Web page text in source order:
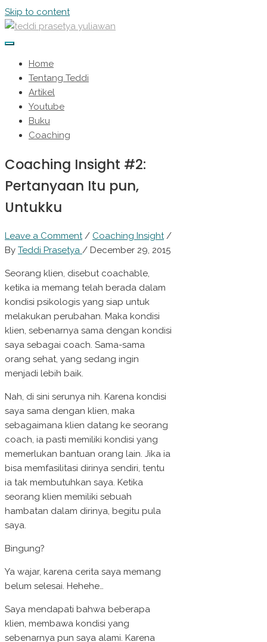
Skip to content
Home
Tentang Teddi
Artikel
Youtube
Buku
Coaching
Coaching Insight #2:
Pertanyaan Itu pun,
Untukku
Leave a Comment / Coaching Insight/
By Teddi Prasetya / December 29, 2015
Seorang klien, disebut coachable,
ketika ia memang telah berada dalam
kondisi psikologis yang siap untuk
melakukan perubahan. Maka kondisi
klien, sebenarnya sama dengan kondisi
saya sebagai coach. Sama-sama
orang sehat, yang sedang ingin
menjadi lebih baik.
Nah, di sini serunya nih. Karena kondisi
saya sama dengan klien, maka
sebagaimana klien datang ke seorang
coach, ia pasti memiliki kondisi yang
memerlukan bantuan orang lain. Jika ia
bisa memfasilitasi dirinya sendiri, tentu
ia tak membutuhkan saya. Ketika
seorang klien memiliki sebuah
hambatan dalam dirinya, begitu pula
saya.
Bingung?
Ya wajar, karena cerita saya memang
belum selesai. Hehehe…
Saya mendapati bahwa beberapa
klien, membawa kondisi yang
sebenarnya pun saya alami. Karena